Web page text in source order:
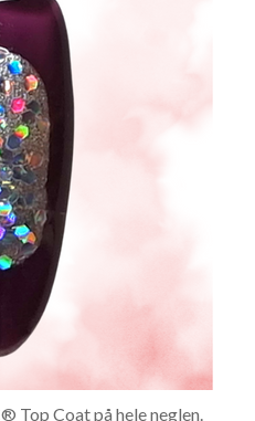
Top Coat på hele neglen.